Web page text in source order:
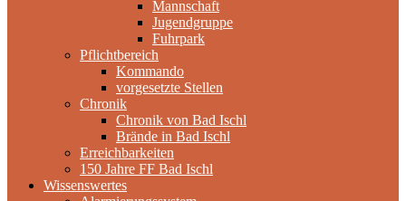
Mannschaft
Jugendgruppe
Fuhrpark
Pflichtbereich
Kommando
vorgesetzte Stellen
Chronik
Chronik von Bad Ischl
Brände in Bad Ischl
Erreichbarkeiten
150 Jahre FF Bad Ischl
Wissenswertes